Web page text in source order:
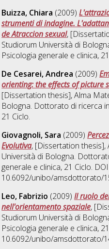
Buizza, Chiara (2009)
strumenti di indagine.
de Atraccion sexual,
Studiorum Università di
Psicologia generale e clinica,
De Cesarei, Andrea (2009)
orienting: the effects of picture
[Dissertation thesis], Alma
Bologna. Dottorato di ricerca in
21 Ciclo.
Giovagnoli, Sara (2009)
Evolutiva, [Dissertation thesis],
Università di Bologna.
generale e clinica, 21 Ciclo. DOI
10.6092/unibo/amsdottorato/
Leo, Fabrizio (2009)Il ruolo
nell'orientamento spaziale,
Studiorum Università di
Psicologia generale e clinica,
10.6092/unibo/amsdottorato/